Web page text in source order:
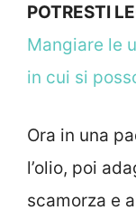
POTRESTI
Mangiare le
in cui si
Ora in una
l’olio, poi
scamorza e